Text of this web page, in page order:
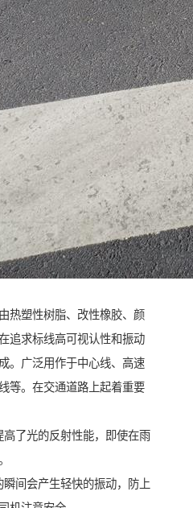
热塑性树脂、改性橡胶、颜
追求标线高可视认性和振动
。广泛用作于中心线、高速
等。在交通道路上起着重要
了光的反射性能，即使在雨
间会产生轻快的振动，防上